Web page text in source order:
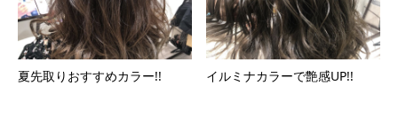
夏先取りおすすめカラー!! イルミナカラーで艶感UP!!